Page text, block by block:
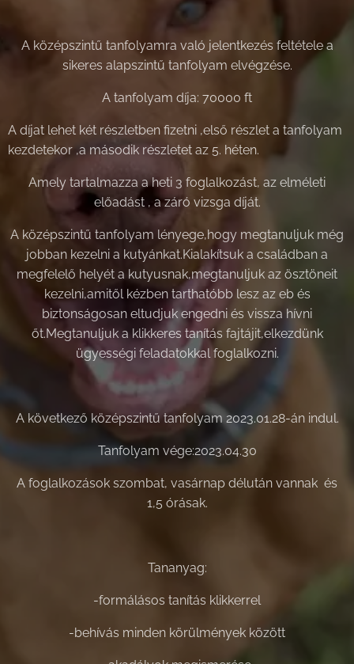
A középszintű tanfolyamra való jelentkezés feltétele a
sikeres alapszintű tanfolyam elvégzése.
A tanfolyam díja: 70000 ft
A díjat lehet két részletben fizetni ,első részlet a tanfolyam
kezdetekor ,a második részletet az 5. héten.
Amely tartalmazza a heti 3 foglalkozást, az elméleti
előadást , a záró vizsga díját.
A középszintű tanfolyam lényege,hogy megtanuljuk még
jobban kezelni a kutyánkat.Kialakítsuk a családban a
megfelelő helyét a kutyusnak,megtanuljuk az ösztöneit
kezelni,amitől kézben tarthatóbb lesz az eb és
biztonságosan eltudjuk engedni és vissza hívni
őt.Megtanuljuk a klikkeres tanítás fajtájit,elkezdünk
ügyességi feladatokkal foglalkozni.
A következő középszintű tanfolyam 2023.01.28-án indul.
Tanfolyam vége:2023.04.30
A foglalkozások szombat, vasárnap délután vannak és
1,5 órásak.
Tananyag:
-formálásos tanítás klikkerrel
-behívás minden körülmények között